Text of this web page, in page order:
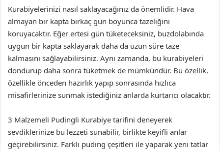
Kurabiyelerinizi nasıl saklayacağınız da önemlidir. Hava
almayan bir kapta birkaç gün boyunca tazeliğini
koruyacaktır. Eğer ertesi gün tüketeceksiniz, buzdolabında
uygun bir kapta saklayarak daha da uzun süre taze
kalmasını sağlayabilirsiniz. Aynı zamanda, bu kurabiyeleri
dondurup daha sonra tüketmek de mümkündür. Bu özellik,
özellikle önceden hazırlık yapıp sonrasında hızlıca
misafirlerinize sunmak istediğiniz anlarda kurtarıcı olacaktır.
3 Malzemeli Pudingli Kurabiye tarifini deneyerek
sevdiklerinize bu lezzeti sunabilir, birlikte keyifli anlar
geçirebilirsiniz. Farklı puding çeşitleri ile yaparak yeni tatlar